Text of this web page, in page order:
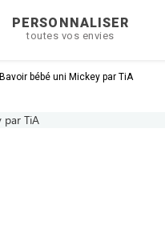
PERSONNALISER
toutes vos envies
Bavoir bébé uni Mickey par TiA